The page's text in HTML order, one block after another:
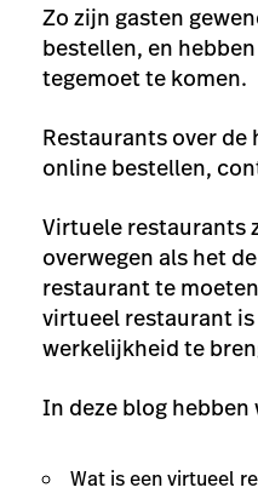
Zo zijn gasten
bestellen, en
tegemoet te komen.
Restaurants over
online bestellen,
Virtuele restaurants
overwegen als het
restaurant te
virtueel restaurant
werkelijkheid te
In deze blog hebben
Wat is een virtueel